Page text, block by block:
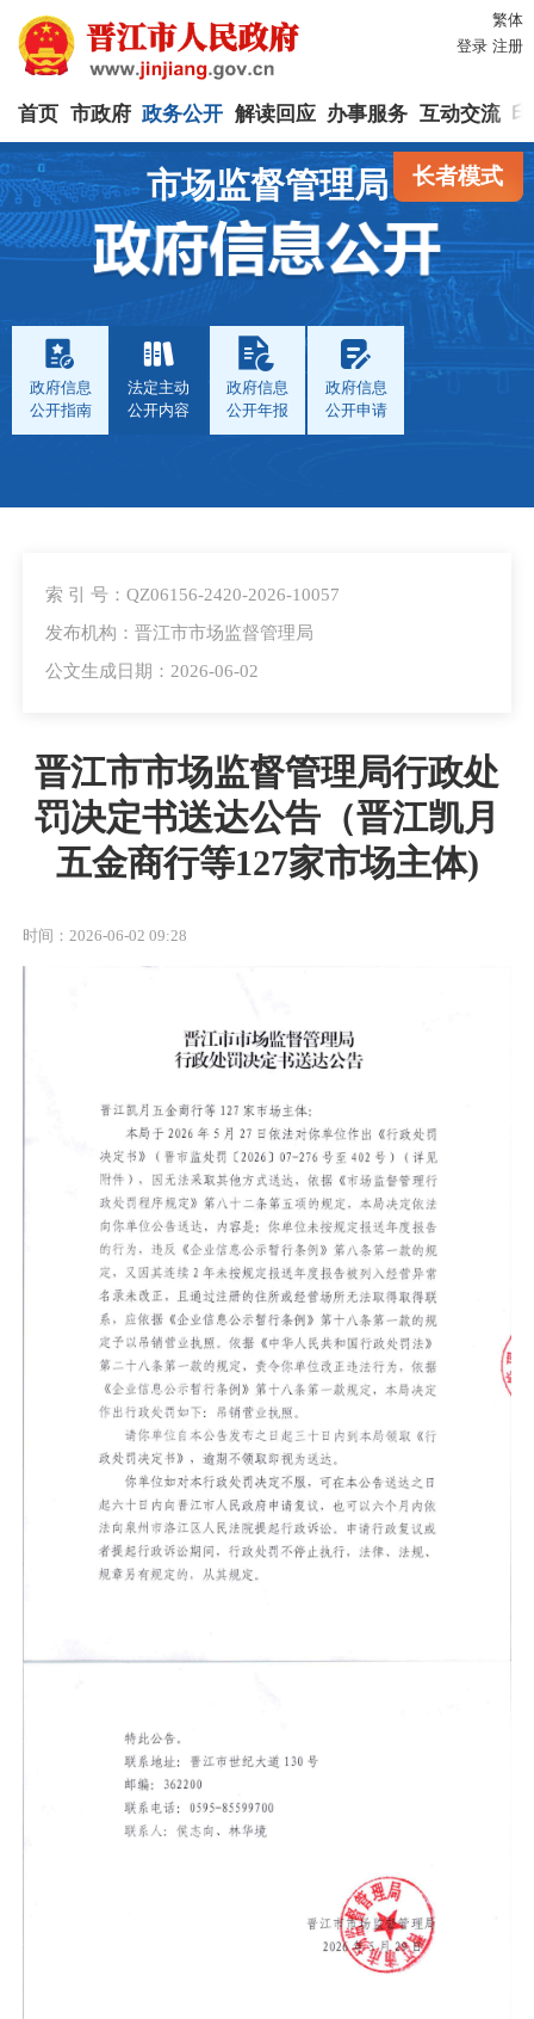
繁体
登录 注册
首页 市政府 政务公开 解读回应 办事服务 互动交流
长者模式
市场监督管理局
政府信息
公开指南
法定主动
公开内容
政府信息
公开年报
政府信息
公开申请
索 引 号：QZ06156-2420-2026-10057
发布机构：晋江市市场监督管理局
公文生成日期：2026-06-02
晋江市市场监督管理局行政处
罚决定书送达公告（晋江凯月
五金商行等127家市场主体)
时间：2026-06-02 09:28